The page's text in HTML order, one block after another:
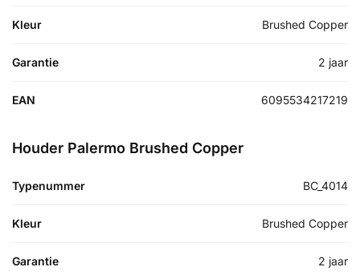
Kleur Brushed Copper
Garantie 2 jaar
EAN 6095534217219
Houder Palermo Brushed Copper
Typenummer BC_4014
Kleur Brushed Copper
Garantie 2 jaar